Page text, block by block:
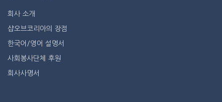
회사 소개
샵오브코리아의 장점
한국어/영어 설명서
사회봉사단체 후원
회사사명서